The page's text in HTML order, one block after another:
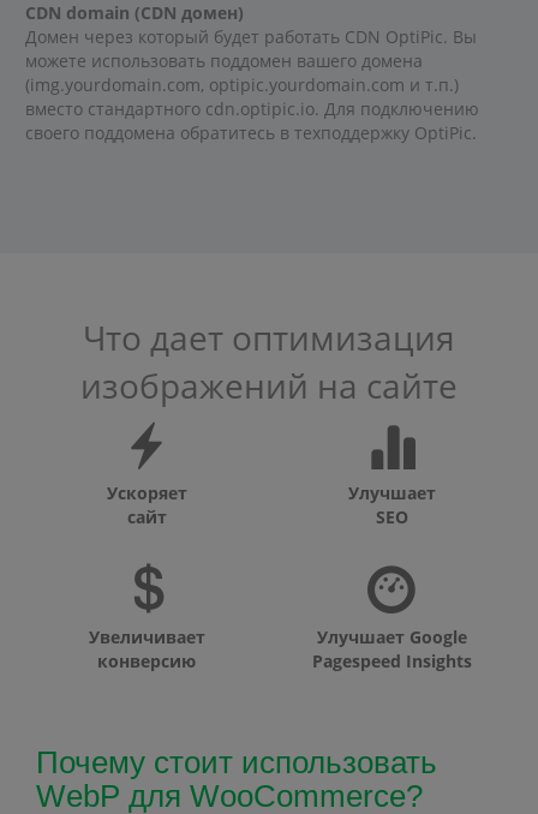
CDN domain (CDN домен)
Домен через который будет работать CDN OptiPic. Вы
можете использовать поддомен вашего домена
(img.yourdomain.com, optipic.yourdomain.com и т.п.)
вместо стандартного cdn.optipic.io. Для подключению
своего поддомена обратитесь в техподдержку OptiPic.
Что дает оптимизация
изображений на сайте
Ускоряет
сайт
Улучшает
SEO
Увеличивает
конверсию
Улучшает Google
Pagespeed Insights
Почему стоит использовать
WebP для WooCommerce?